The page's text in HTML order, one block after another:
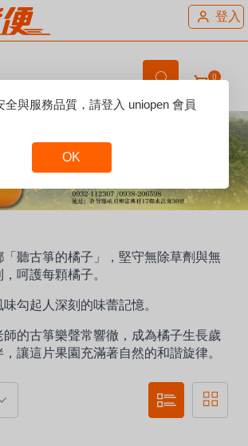
登入
0
聽古箏的橘子」，堅守無除草劑與無
呵護每顆橘子。
勾起人深刻的味蕾記憶。
的古箏樂聲常響徹，成為橘子生長歲
讓這片果園充滿著自然的和諧旋律。
全與服務品質，請登入 uniopen 會員
OK